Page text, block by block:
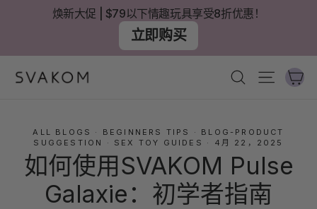
容
焕新大促 | $79以下情趣玩具享受8折优惠！
立即购买
搜尋 網站導
ALL BLOGS · BEGINNERS TIPS · BLOG-PRODUCT
SUGGESTION
· SEX TOY GUIDES · 4月 22，2025
如何使用SVAKOM Pulse
Galaxie：初学者指南